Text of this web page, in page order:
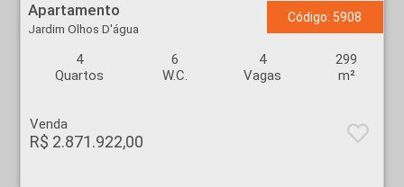
Apartamento
Jardim Olhos D'água
Código: 5908
4
Quartos
6
W.C.
4
Vagas
299
m²
Venda
R$ 2.871.922,00